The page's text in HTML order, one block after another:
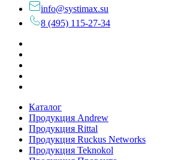
info@systimax.su
8 (495) 115-27-34
Каталог
Продукция Andrew
Продукция Rittal
Продукция Ruckus Networks
Продукция Teknokol